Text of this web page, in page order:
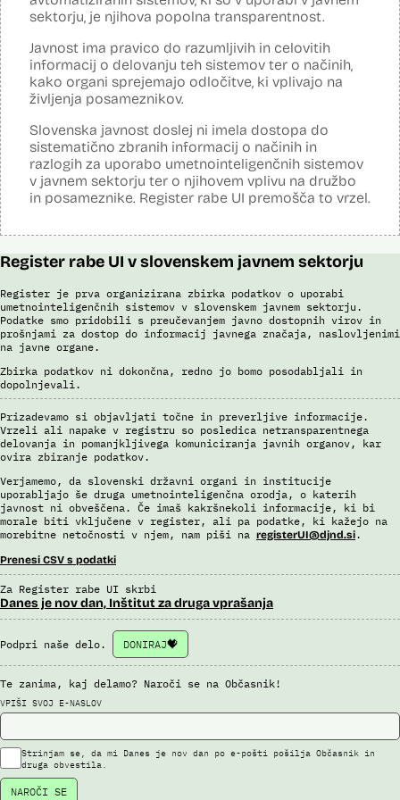
Interpola.
Brošura 60 let informacijsko telekomunikacijskega sistema policije
Odgovor na zahtevek za informacije javnega značaja
napovedne analitike, opazovanje gibanja podatkov v različnih
(če – potem), simulacije kompleksnejših problemov in scenarijev,
načrtovanje aktivnosti in porabe virov.
Viri:
Dosje javnega naročila
Podrobnosti izdelka na portalu NIO
Predstavitev projekta na gov.si
Predstavitev projekta na portalu OECD OPSI
Odgovor na zahtevo za dostop do informacij javnega značaja
Tehnične specifikacije iz razpisne dokumentacije
sektorju, je njihova popolna transparentnost.
Javnost ima pravico do razumljivih in celovitih
informacij o delovanju teh sistemov ter o načinih,
kako organi sprejemajo odločitve, ki vplivajo na
življenja posameznikov.
Slovenska javnost doslej ni imela dostopa do
sistematično zbranih informacij o načinih in
razlogih za uporabo umetnointeligenčnih sistemov
v javnem sektorju ter o njihovem vplivu na družbo
in posameznike. Register rabe UI premošča to vrzel.
Register rabe UI v slovenskem javnem sektorju
Register je prva organizirana zbirka podatkov o uporabi
umetnointeligenčnih sistemov v slovenskem javnem sektorju.
Podatke smo pridobili s preučevanjem javno dostopnih virov in
prošnjami za dostop do informacij javnega značaja, naslovljenimi
na javne organe.
Zbirka podatkov ni dokončna, redno jo bomo posodabljali in
dopolnjevali.
Prizadevamo si objavljati točne in preverljive informacije.
Vrzeli ali napake v registru so posledica netransparentnega
delovanja in pomanjkljivega komuniciranja javnih organov, kar
ovira zbiranje podatkov.
Verjamemo, da slovenski državni organi in institucije
uporabljajo še druga umetnointeligenčna orodja, o katerih
javnost ni obveščena. Če imaš kakršnekoli informacije, ki bi
morale biti vključene v register, ali pa podatke, ki kažejo na
morebitne netočnosti v njem, nam piši na registerUI@djnd.si.
Prenesi CSV s podatki
Za Register rabe UI skrbi
Danes je nov dan, Inštitut za druga vprašanja
Podpri naše delo. DONIRAJ
Te zanima, kaj delamo? Naroči se na Občasnik!
VPIŠI SVOJ E-NASLOV
Strinjam se, da mi Danes je nov dan po e-pošti pošilja Občasnik in
druga obvestila.
NAROČI SE